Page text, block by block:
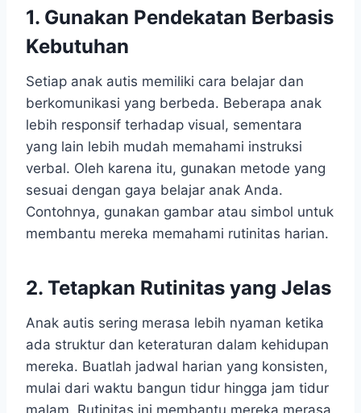
1. Gunakan Pendekatan Berbasis
Kebutuhan
Setiap anak autis memiliki cara belajar dan
berkomunikasi yang berbeda. Beberapa anak
lebih responsif terhadap visual, sementara
yang lain lebih mudah memahami instruksi
verbal. Oleh karena itu, gunakan metode yang
sesuai dengan gaya belajar anak Anda.
Contohnya, gunakan gambar atau simbol untuk
membantu mereka memahami rutinitas harian.
2. Tetapkan Rutinitas yang Jelas
Anak autis sering merasa lebih nyaman ketika
ada struktur dan keteraturan dalam kehidupan
mereka. Buatlah jadwal harian yang konsisten,
mulai dari waktu bangun tidur hingga jam tidur